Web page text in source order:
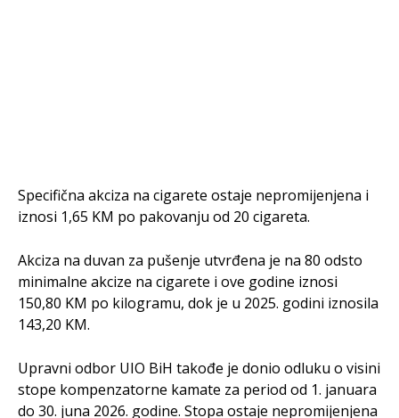
Specifična akciza na cigarete ostaje nepromijenjena i
iznosi 1,65 KM po pakovanju od 20 cigareta.
Akciza na duvan za pušenje utvrđena je na 80 odsto
minimalne akcize na cigarete i ove godine iznosi
150,80 KM po kilogramu, dok je u 2025. godini iznosila
143,20 KM.
Upravni odbor UIO BiH takođe je donio odluku o visini
stope kompenzatorne kamate za period od 1. januara
do 30. juna 2026. godine. Stopa ostaje nepromijenjena